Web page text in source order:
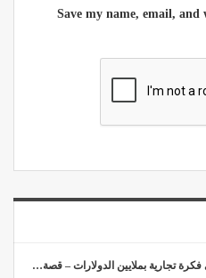
Save my name, email,
فكرة تجارية بملايين الدولارات – قصة…